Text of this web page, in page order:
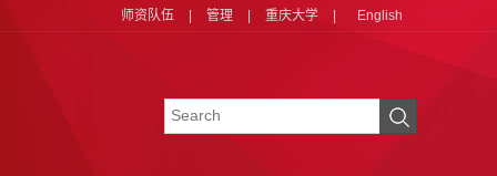
师资队伍 管理 重庆大学 English